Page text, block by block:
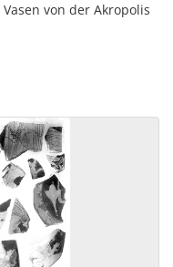
von der Akropolis